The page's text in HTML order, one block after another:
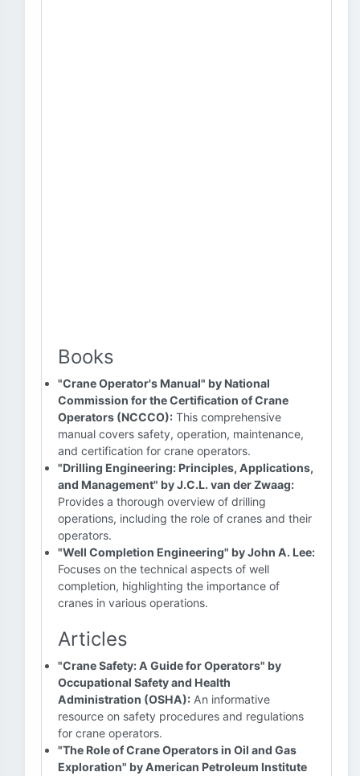
Books
"Crane Operator's Manual" by National
Commission for the Certification of Crane
Operators (NCCCO): This comprehensive
manual covers safety, operation, maintenance,
and certification for crane operators.
"Drilling Engineering: Principles, Applications,
and Management" by J.C.L. van der Zwaag:
Provides a thorough overview of drilling
operations, including the role of cranes and their
operators.
"Well Completion Engineering" by John A. Lee:
Focuses on the technical aspects of well
completion, highlighting the importance of
cranes in various operations.
Articles
"Crane Safety: A Guide for Operators" by
Occupational Safety and Health
Administration (OSHA): An informative
resource on safety procedures and regulations
for crane operators.
"The Role of Crane Operators in Oil and Gas
Exploration" by American Petroleum Institute